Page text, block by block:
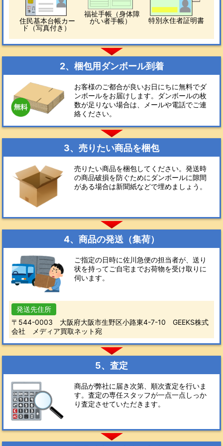
住民基本台帳カー
ド（写真付き）
福祉手帳（身体障
がい者手帳）
特別永住者証明書
2、梱包用ダンボール到着
お客様のご都合が良いお日にちに無料でダ
ンボールをお届けします。ダンボールの枚
数が足りない場合は、メールや電話でご連
絡ください。
3、売りたい商品を梱包
売りたい商品を梱包してください。発送時
の商品破損を防ぐためにダンボールに隙間
がある場合は新聞紙などで埋めましょう。
4、商品の発送（集荷）
ご指定の日時に佐川急便の担当者が、送り
状を持ってご自宅までお荷物を受け取りに
伺います。
発送先住所
〒544-0003 大阪府大阪市生野区小路東4-7-10 GEEKS株式
会社 メディア買取ネット宛
5、査定
商品が弊社に届き次第、順次査定を行いま
す。査定の専任スタッフが一点一点しっか
り査定させていただきます。